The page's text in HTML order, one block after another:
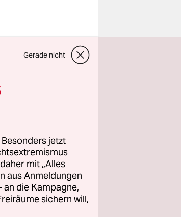
Gerade nicht
jetzt
mit „Alles
aus Anmeldungen
an die Kampagne,
sichern will,